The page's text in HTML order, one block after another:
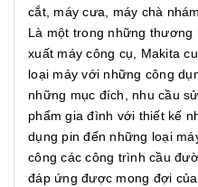
cắt, máy cưa, máy chà
Là một trong những thương
xuất máy công cụ, Makita
loại máy với những công
những mục đích, nhu cầu
phẩm gia đình với thiết kế
dụng pin đến những loại
công các công trình cầu
đáp ứng được mong đợi